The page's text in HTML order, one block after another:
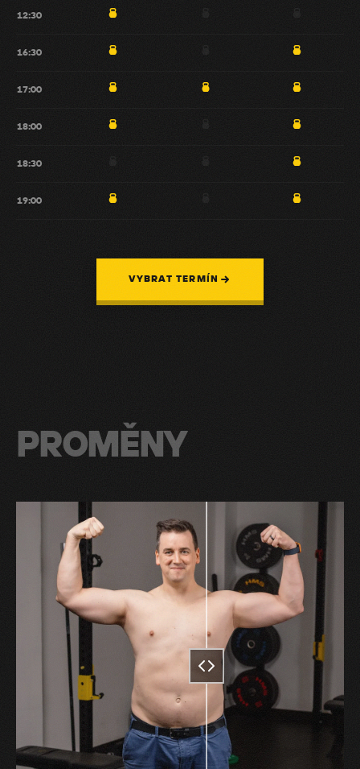
12:30
16:30
17:00
18:00
18:30
19:00
VYBRAT TERMÍN
PROMĚNY